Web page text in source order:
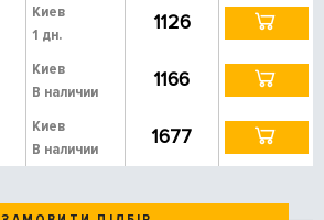
Киев
1 дн.
1126
Киев
В наличии
1166
Киев
В наличии
1677